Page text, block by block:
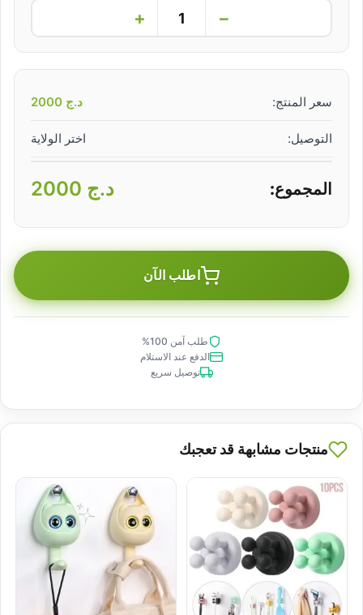
−
+
سعر المنتج: د.ج
التوصيل: اختر الولاية
المجموع: د.ج
اطلب الآن
طلب آمن 100%
الدفع عند الاستلام
توصيل سريع
منتجات مشابهة قد تعجبك